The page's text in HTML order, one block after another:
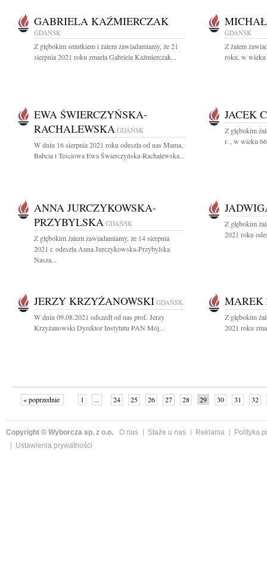
GABRIELA KAŹMIERCZAK
GDAŃSK
Z głębokim smutkiem i żalem zawiadamiamy, że 21
sierpnia 2021 roku zmarła Gabriela Kaźmierczak...
GDAŃSK
Z żalem
roku, w wieku
EWA ŚWIERCZYŃSKA-
RACHALEWSKA GDAŃSK
W dniu 16 sierpnia 2021 roku odeszła od nas Mama,
Babcia i Teściowa Ewa Świerczyńska-Rachalewska...
JACEK
Z głębokim
r. , w wieku
ANNA JURCZYKOWSKA-
PRZYBYLSKA GDAŃSK
Z głębokim żalem zawiadamiamy, że 14 sierpnia
2021 r. odeszła Anna Jurczykowska-Przybylska
Nasza...
Z głębokim
2021 roku
JERZY KRZYŻANOWSKI GDAŃSK
W dniu 09.08.2021 odszedł od nas prof. Jerzy
Krzyżanowski Dyrektor Instytutu PAN Mój...
MAREK
Z głębokim
2021 roku
« poprzednie 1 ... 24 25 26 27 28 29 30 31
32
Copyright © Wyborcza sp. z o.o. O nas Staże u nas Reklama
Polityka
Ustawienia prywatności